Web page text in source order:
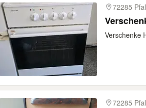
72285
Verschenke
72285